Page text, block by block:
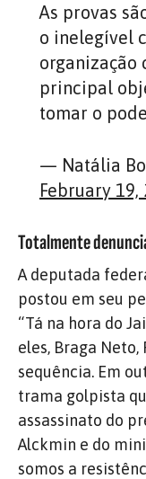
As provas
o inelegível
organização
principal
tomar o
— Natália
February 19,
Totalmente
A deputada
postou em seu
“Tá na hora do
eles, Braga Neto,
sequência. Em
trama golpista
assassinato do
Alckmin e do
somos a